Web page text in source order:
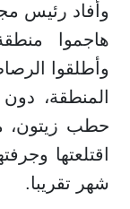
وأفاد رئيس
هاجموا
وأطلقوا
المنطقة،
حطب زيتون،
اقتلعتها
شهر تقريبا.